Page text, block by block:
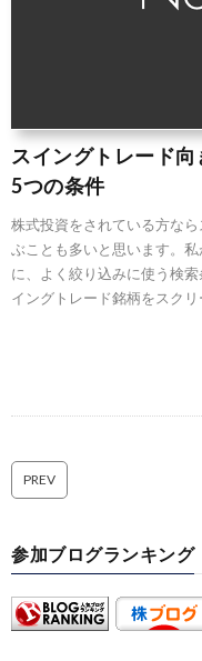
スイングトレード
5つの条件
株式投資をされている方な
ぶことも多いと思います。
に、よく絞り込みに使う検
イングトレード銘柄をスク
PREV
参加ブログランキング